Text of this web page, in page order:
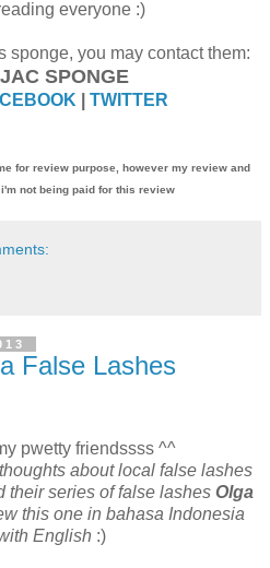
everyone :)
sponge, you may contact them:
SPONGE
TWITTER
for review purpose, however my review and
not being paid for this review
False Lashes
pwetty friendssss ^^
about local false lashes
their series of false lashes Olga
this one in bahasa Indonesia
English :)